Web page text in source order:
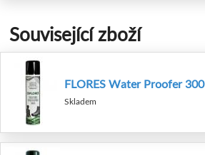
Související zboží
FLORES Water Proofer 300
Skladem